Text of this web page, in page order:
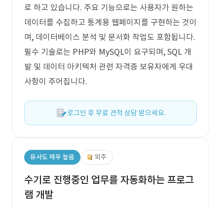
로 하고 있습니다. 주요 기능으로는 사용자가 원하는
데이터를 수집하고 통계용 웹페이지를 구현하는 것이
며, 데이터베이스 분석 및 문서화 작업도 포함됩니다.
필수 기술로는 PHP와 MySQL이 요구되며, SQL 개
발 및 데이터 아키텍처 관련 자격증 보유자에게 우대
사항이 주어집니다.
로그인 후 무료 견적 상담 받으세요.
유사도 매우 높음 외주
수기로 진행중인 업무를 자동화하는 프로그
램 개발